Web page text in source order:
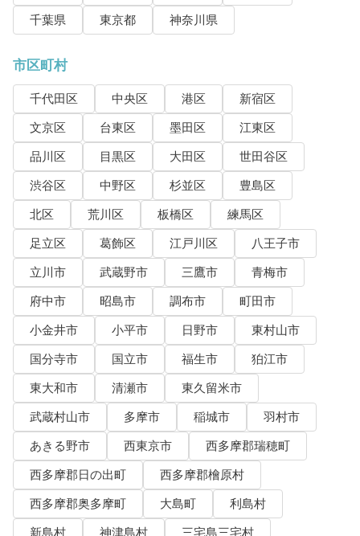
千葉県
東京都 神奈川県
市区町村
千代田区 中央区 港区
新宿区
文京区
台東区 墨田区
江東区
品川区
目黒区 大田区
世田谷区
渋谷区
中野区 杉並区
豊島区
北区
荒川区 板橋区
練馬区
足立区
葛飾区 江戸川区
八王子市
立川市
武蔵野市 三鷹市
青梅市
府中市
昭島市 調布市
町田市
小金井市
小平市 日野市
東村山市
国分寺市
国立市 福生市
狛江市
東大和市
清瀬市
東久留米市
武蔵村山市
多摩市 稲城市
羽村市
あきる野市
西東京市
西多摩郡瑞穂町
西多摩郡日の出町
西多摩郡檜原村
西多摩郡奥多摩町
大島町
利島村